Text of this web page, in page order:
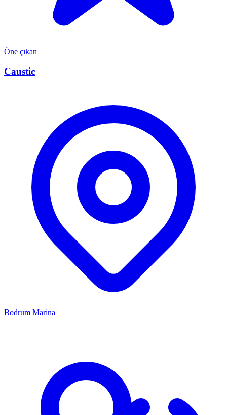
Öne çıkan
Caustic
Bodrum Marina